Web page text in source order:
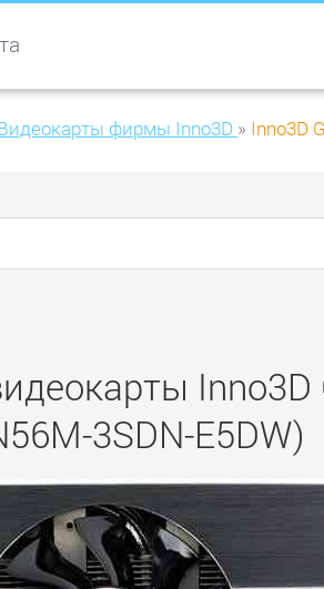
фирмы Inno3D » Inno3D
Inno3D
3SDN-E5DW)